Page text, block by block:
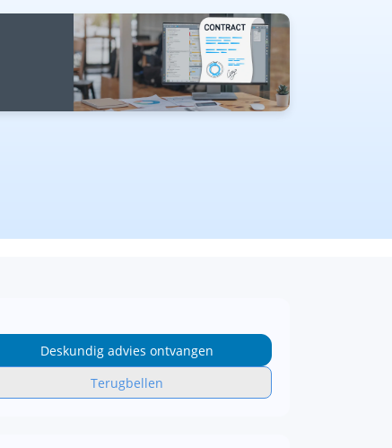
Deskundig advies ontvangen
Terugbellen